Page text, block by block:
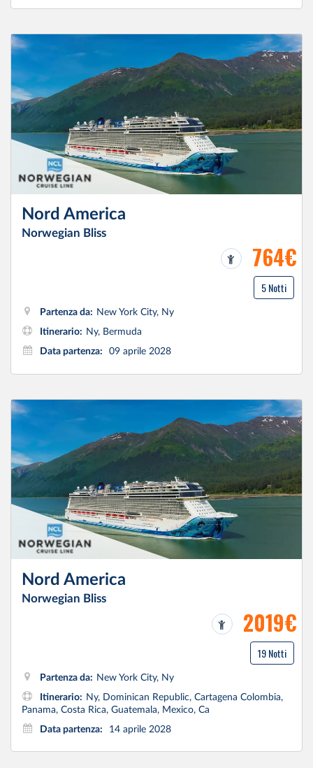
Nord America
Norwegian Bliss
764€
5 Notti
Partenza da: New York City, Ny
Itinerario: Ny, Bermuda
Data partenza:
09 aprile 2028
Nord America
Norwegian Bliss
2019€
19 Notti
Partenza da: New York City, Ny
Itinerario: Ny, Dominican Republic, Cartagena Colombia,
Panama, Costa Rica, Guatemala, Mexico, Ca
Data partenza:
14 aprile 2028